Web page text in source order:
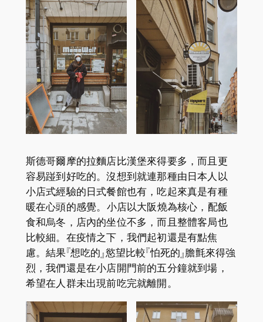
斯德哥爾摩的拉麵店比漢堡來得要多，而且更
容易踫到好吃的。沒想到就連那種由日本人以
小店式經驗的日式餐館也有，吃起來真是有種
暖在心頭的感覺。小店以大阪燒為核心，配飯
食和烏冬，店內的坐位不多，而且整體客局也
比較細。在疫情之下，我們起初還是有點焦
慮。結果『想吃的』慾望比較『怕死的』膽氈來得強
烈，我們還是在小店開門前的五分鐘就到場，
希望在人群未出現前吃完就離開。